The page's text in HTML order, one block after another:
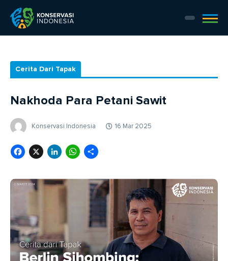
Cerita Dari Tapak
Nakhoda Para Petani Sawit
Konservasi Indonesia 16 Mar 2025
Facebook
X LinkedInWhatsApp